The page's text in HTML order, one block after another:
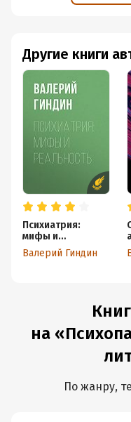
Другие книги
Психиатрия:
мифы и
реальность
Валерий Гиндин
на
По жанру,